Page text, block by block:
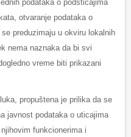
podataka o podsticajima
otvaranje podataka o
preduzimaju u okviru lokalnih
nema naznaka da bi svi
vreme biti prikazani
propuštena je prilika da se
javnost podataka o uticajima
funkcionerima i